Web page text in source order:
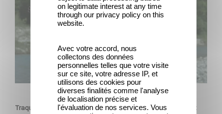
SÉRIE
Traqués : la nouvelle série thriller avec Benoît Magimel et
on legitimate interest at any time
through our privacy policy on this
website.
Avec votre accord, nous
collectons des données
personnelles telles que votre visite
sur ce site, votre adresse IP, et
utilisons des cookies pour
diverses finalités comme l'analyse
de localisation précise et
l'évaluation de nos services. Vous